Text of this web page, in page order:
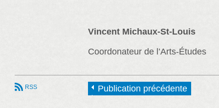
Vincent Michaux-St-Louis
Coordonateur de l’Arts-Études
RSS Publication précédente